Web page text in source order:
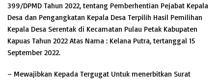
399/DPMD Tahun 2022, tentang Pemberhentian Pejabat Kepala
Desa dan Pengangkatan Kepala Desa Terpilih Hasil Pemilihan
Kepala Desa Serentak di Kecamatan Pulau Petak Kabupaten
Kapuas Tahun 2022 Atas Nama : Kelana Putra, tertanggal 15
September 2022.
– Mewajibkan Kepada Tergugat Untuk menerbitkan Surat